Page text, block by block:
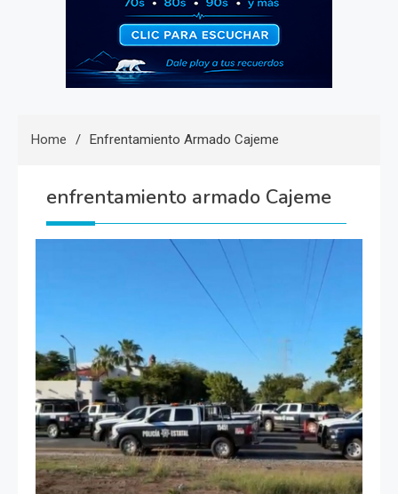
Home Enfrentamiento Armado Cajeme
enfrentamiento armado Cajeme